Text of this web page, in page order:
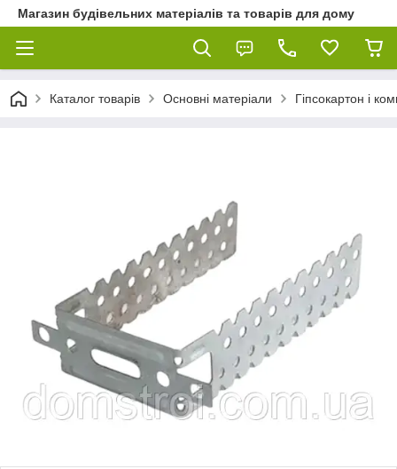
Магазин будівельних матеріалів та товарів для дому
Каталог товарів Основні матеріали Гіпсокартон і